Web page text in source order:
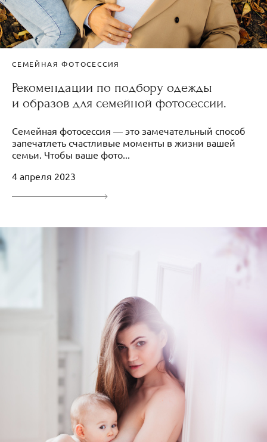
СЕМЕЙНАЯ ФОТОСЕССИЯ
Рекомендации по подбору одежды
и образов для семейной фотосессии.
Семейная фотосессия — это замечательный способ
запечатлеть счастливые моменты в жизни вашей
семьи. Чтобы ваше фото...
4 апреля 2023